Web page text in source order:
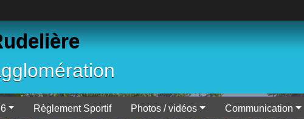
Règlement Sportif Photos / vidéos Communication